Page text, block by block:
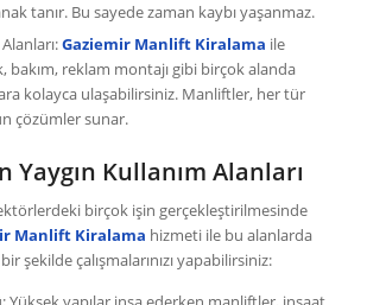
tanır. Bu sayede zaman kaybı yaşanmaz.
Gaziemir Manlift Kiralama ile
bakım, reklam montajı gibi birçok alanda
kolayca ulaşabilirsiniz. Manliftler, her tür
çözümler sunar.
Kullanım Alanları
birçok işin gerçekleştirilmesinde
Manlift Kiralama hizmeti ile bu alanlarda
şekilde çalışmalarınızı yapabilirsiniz: